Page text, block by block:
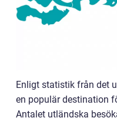
Enligt statistik från det
en populär destination
Antalet utländska